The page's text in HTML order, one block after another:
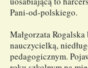
Pani-od-polskiego.
Małgorzata Rogalska
nauczycielką,
pedagogicznym.